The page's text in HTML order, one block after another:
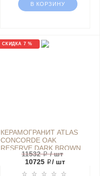
В КОРЗИНУ
СКИДКА 7 %
КЕРАМОГРАНИТ ATLAS
CONCORDE OAK
RESERVE DARK BROWN
SCALINO ANGOLARE DX
33Х120 ДЕРЕВО
КОРИЧНЕВЫЙ МАТОВЫЙ
11532 ₽/ шт
10725 ₽/ шт